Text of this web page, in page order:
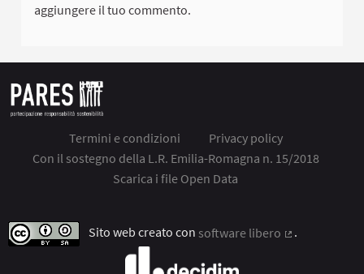
aggiungere il tuo commento.
Termini e condizioni
Privacy policy
Con il sostegno della L.R. Emilia-Romagna n. 15/2018
Scarica i file Open Data
Sito web creato con software libero
.